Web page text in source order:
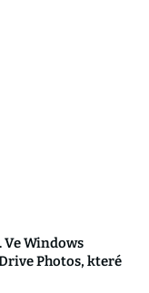
Windows
Photos, které